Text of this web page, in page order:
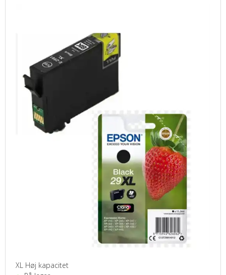
XL Høj kapacitet